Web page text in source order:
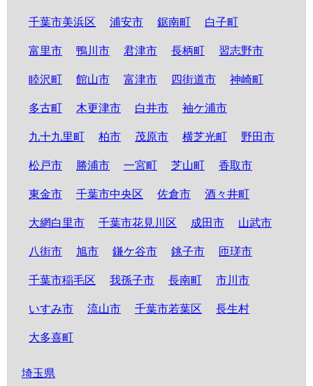
千葉市美浜区 浦安市 鋸南町 白子町
富里市 鴨川市 君津市 長柄町 習志野市
睦沢町 館山市 富津市 四街道市 神崎町
多古町 木更津市 白井市 袖ケ浦市
九十九里町 柏市 茂原市 横芝光町 野田市
松戸市 勝浦市 一宮町 芝山町 香取市
東金市 千葉市中央区 佐倉市 酒々井町
大網白里市 千葉市花見川区 成田市 山武市
八街市 旭市 鎌ケ谷市 銚子市 匝瑳市
千葉市稲毛区 我孫子市 長南町 市川市
いすみ市 流山市 千葉市若葉区 長生村
大多喜町
埼玉県